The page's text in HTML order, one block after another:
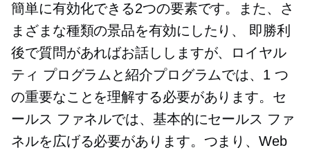
簡単に有効化できる2つの要素です。また、さ
まざまな種類の景品を有効にしたり、 即勝利
後で質問があればお話ししますが、ロイヤル
ティ プログラムと紹介プログラムでは、1 つ
の重要なことを理解する必要があります。セ
ールス ファネルでは、基本的にセールス ファ
ネルを広げる必要があります。つまり、Web